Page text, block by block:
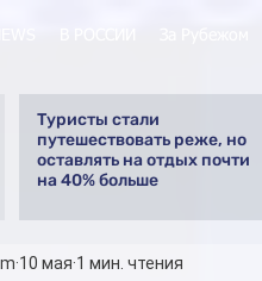
Туристы стали
путешествовать реже, но
оставлять на отдых почти
на 40% больше
10 мая 1 мин. чтения